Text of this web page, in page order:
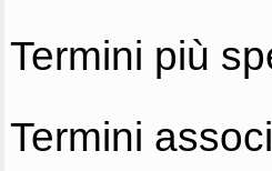
Termini più
Termini